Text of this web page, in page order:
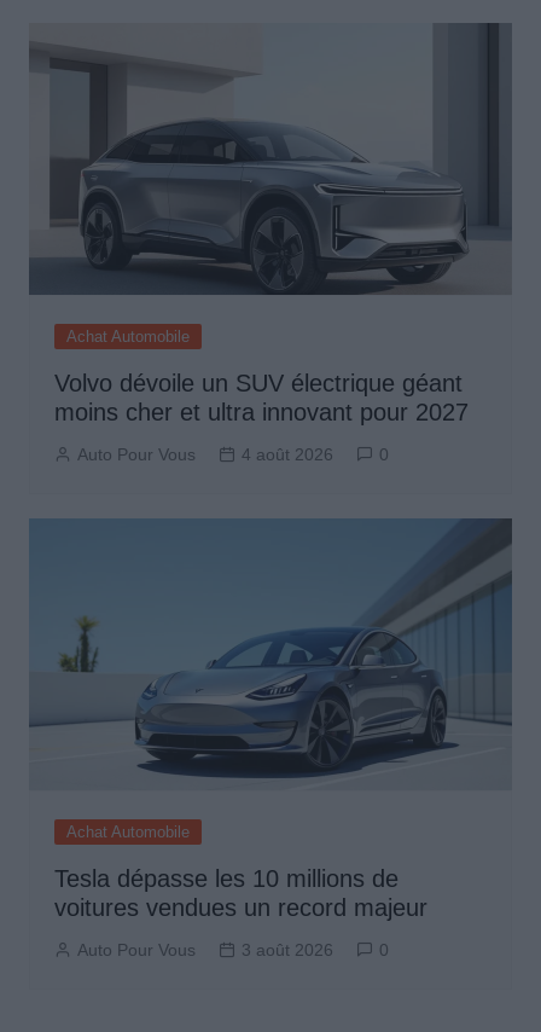
Achat Automobile
Volvo dévoile un SUV électrique géant
moins cher et ultra innovant pour 2027
Auto Pour Vous 4 août 2026 0
Achat Automobile
Tesla dépasse les 10 millions de
voitures vendues un record majeur
Auto Pour Vous 3 août 2026 0